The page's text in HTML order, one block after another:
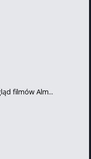
filmów Alm...